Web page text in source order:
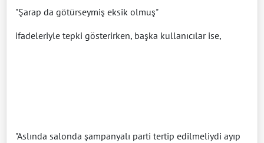
"Şarap da götürseymiş eksik olmuş"
ifadeleriyle tepki gösterirken, başka kullanıcılar ise,
"Aslında salonda şampanyalı parti tertip edilmeliydi ayıp